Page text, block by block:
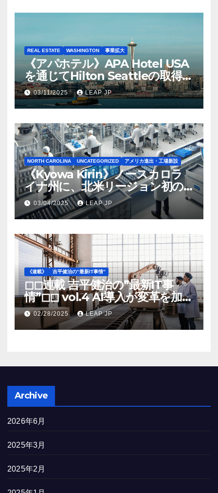
REAL ESTATE WASHINGTON 事業拡大
《アパホテル》APA Hotel USA
を通じてHilton Seattleの取得を
完了
03/11/2025 LEAP JP
NORTH CAROLINA UNCATEGORIZED アメリカ進出・工場新設
《Kyowa Kirin》ノースカロラ
イナ州に、北米リージョン初の
工場建設を決定
03/04/2025 LEAP JP
《連載》 吉平健治の”最新IT事情”
◻︎◻︎連載 吉平健治の”最新IT事
情”◻︎◻︎ vol.4 AI導入が変革を加速
する米国製造業の最前線
02/28/2025 LEAP JP
Archive
2026年6月
2025年3月
2025年2月